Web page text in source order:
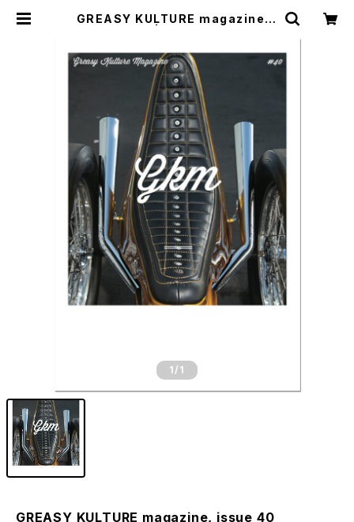
GREASY KULTURE magazine, i
1 /1
GREASY KULTURE magazine, issue 40